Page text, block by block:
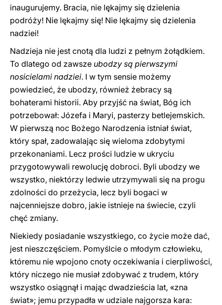
inaugurujemy. Bracia, nie lękajmy się dzielenia
podróży! Nie lękajmy się! Nie lękajmy się dzielenia
nadziei!
Nadzieja nie jest cnotą dla ludzi z pełnym żołądkiem.
To dlatego od zawsze ubodzy są pierwszymi
nosicielami nadziei. I w tym sensie możemy
powiedzieć, że ubodzy, również żebracy są
bohaterami historii. Aby przyjść na świat, Bóg ich
potrzebował: Józefa i Maryi, pasterzy betlejemskich.
W pierwszą noc Bożego Narodzenia istniał świat,
który spał, zadowalając się wieloma zdobytymi
przekonaniami. Lecz prości ludzie w ukryciu
przygotowywali rewolucję dobroci. Byli ubodzy we
wszystko, niektórzy ledwie utrzymywali się na progu
zdolności do przeżycia, lecz byli bogaci w
najcenniejsze dobro, jakie istnieje na świecie, czyli
chęć zmiany.
Niekiedy posiadanie wszystkiego, co życie może dać,
jest nieszczęściem. Pomyślcie o młodym człowieku,
któremu nie wpojono cnoty oczekiwania i cierpliwości,
który niczego nie musiał zdobywać z trudem, który
wszystko osiągnął i mając dwadzieścia lat, «zna
świat»; jemu przypadła w udziale najgorsza kara: